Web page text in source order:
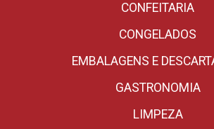
CONFEITARIA
CONGELADOS
EMBALAGENS E
GASTRONOMIA
LIMPEZA